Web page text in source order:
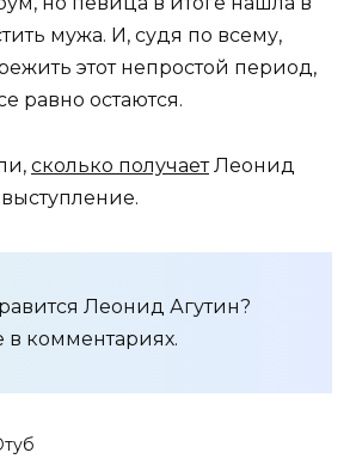
мужа. И, судя по всему,
этот непростой период,
равно остаются.
сколько получаетЛеонид
Леонид Агутин?
комментариях.